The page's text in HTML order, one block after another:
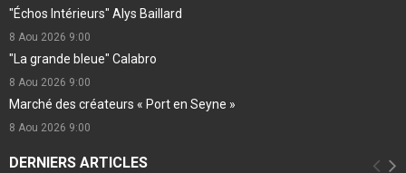
"Échos Intérieurs" Alys Baillard
8 Aou 2026 9:00
"La grande bleue" Calabro
8 Aou 2026 9:00
Marché des créateurs « Port en Seyne »
8 Aou 2026 9:00
DERNIERS ARTICLES